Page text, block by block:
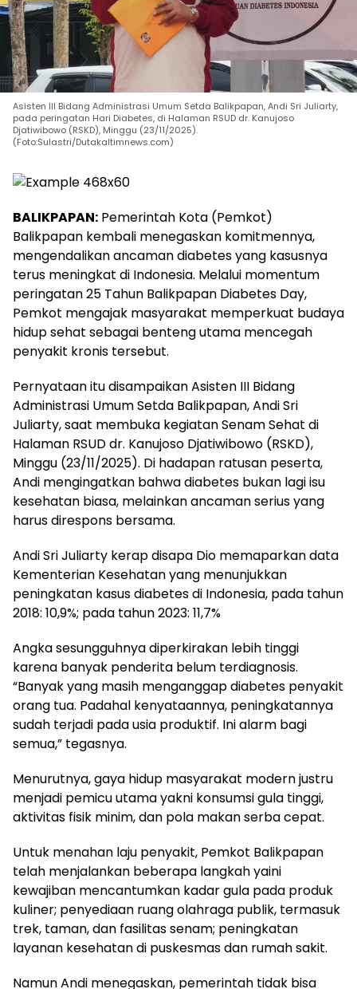
Asisten III Bidang Administrasi Umum Setda Balikpapan, Andi Sri Juliarty,
pada peringatan Hari Diabetes, di Halaman RSUD dr. Kanujoso
Djatiwibowo (RSKD), Minggu (23/11/2025).
(Foto:Sulastri/Dutakaltimnews.com)
BALIKPAPAN: Pemerintah Kota (Pemkot)
Balikpapan kembali menegaskan komitmennya,
mengendalikan ancaman diabetes yang kasusnya
terus meningkat di Indonesia. Melalui momentum
peringatan 25 Tahun Balikpapan Diabetes Day,
Pemkot mengajak masyarakat memperkuat budaya
hidup sehat sebagai benteng utama mencegah
penyakit kronis tersebut.
Pernyataan itu disampaikan Asisten III Bidang
Administrasi Umum Setda Balikpapan, Andi Sri
Juliarty, saat membuka kegiatan Senam Sehat di
Halaman RSUD dr. Kanujoso Djatiwibowo (RSKD),
Minggu (23/11/2025). Di hadapan ratusan peserta,
Andi mengingatkan bahwa diabetes bukan lagi isu
kesehatan biasa, melainkan ancaman serius yang
harus direspons bersama.
Andi Sri Juliarty kerap disapa Dio memaparkan data
Kementerian Kesehatan yang menunjukkan
peningkatan kasus diabetes di Indonesia, pada tahun
2018: 10,9%; pada tahun 2023: 11,7%
Angka sesungguhnya diperkirakan lebih tinggi
karena banyak penderita belum terdiagnosis.
“Banyak yang masih menganggap diabetes penyakit
orang tua. Padahal kenyataannya, peningkatannya
sudah terjadi pada usia produktif. Ini alarm bagi
semua,” tegasnya.
Menurutnya, gaya hidup masyarakat modern justru
menjadi pemicu utama yakni konsumsi gula tinggi,
aktivitas fisik minim, dan pola makan serba cepat.
Untuk menahan laju penyakit, Pemkot Balikpapan
telah menjalankan beberapa langkah yaini
kewajiban mencantumkan kadar gula pada produk
kuliner; penyediaan ruang olahraga publik, termasuk
trek, taman, dan fasilitas senam; peningkatan
layanan kesehatan di puskesmas dan rumah sakit.
Namun Andi menegaskan, pemerintah tidak bisa